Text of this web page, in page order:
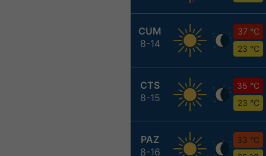
CUM
8-14
37 °C
23 °C
CTS
8-15
35 °C
23 °C
PAZ
8-16
33 °C